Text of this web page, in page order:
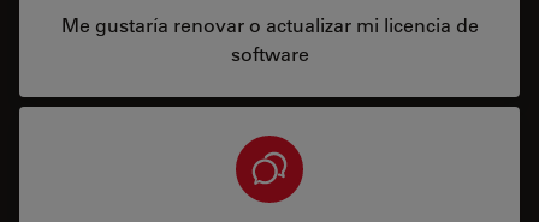
Me gustaría renovar o actualizar mi licencia de
software